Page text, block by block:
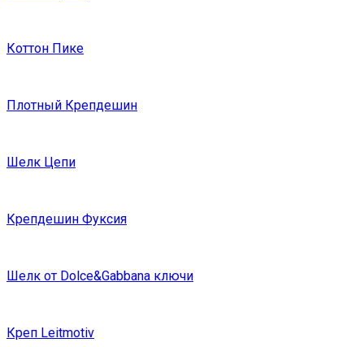
Коттон Пике
Плотный Крепдешин
Шелк Цепи
Крепдешин Фуксия
Шелк от Dolce&Gabbana ключи
Креп Leitmotiv